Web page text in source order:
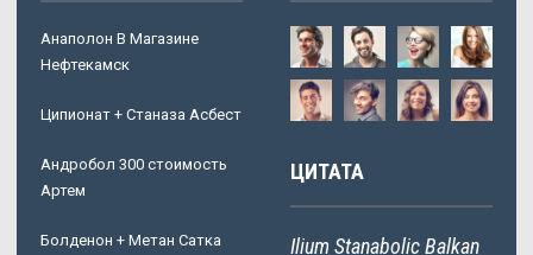
Анаполон В Магазине
Нефтекамск
Ципионат + Станаза Асбест
Андробол 300 стоимость
Артем
Болденон + Метан Сатка
ЦИТАТА
Ilium Stanabolic Balkan